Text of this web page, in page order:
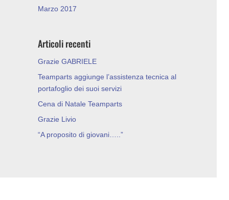
Marzo 2017
Articoli recenti
Grazie GABRIELE
Teamparts aggiunge l’assistenza tecnica al
portafoglio dei suoi servizi
Cena di Natale Teamparts
Grazie Livio
“A proposito di giovani…..”